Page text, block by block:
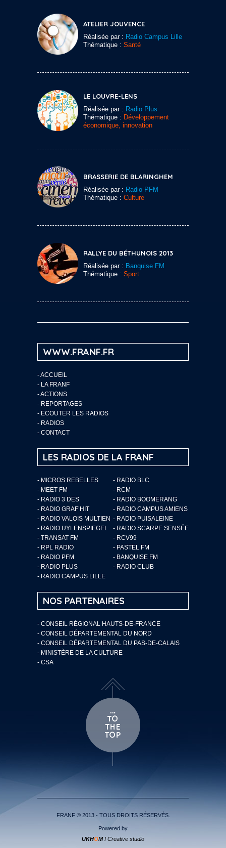
ATELIER JOUVENCE
Réalisée par : Radio Campus Lille
Thématique : Santé
LE LOUVRE-LENS
Réalisée par : Radio Plus
Thématique : Développement
économique, innovation
BRASSERIE DE BLARINGHEM
Réalisée par : Radio PFM
Thématique : Culture
RALLYE DU BÉTHUNOIS 2013
Réalisée par : Banquise FM
Thématique : Sport
WWW.FRANF.FR
-ACCUEIL
- LA FRANF
-ACTIONS
- REPORTAGES
- ECOUTER LES RADIOS
- RADIOS
- CONTACT
LES RADIOS DE LA FRANF
- MICROS REBELLES
- RADIO BLC
- MEET FM
- RCM
- RADIO 3 DES
- RADIO BOOMERANG
- RADIO GRAF’HIT
- RADIO CAMPUS AMIENS
- RADIO VALOIS MULTIEN - RADIO PUISALEINE
- RADIO UYLENSPIEGEL
- RADIO SCARPE SENSÉE
- TRANSAT FM
- RCV99
- RPL RADIO
- PASTEL FM
- RADIO PFM
- BANQUISE FM
- RADIO PLUS
- RADIO CLUB
- RADIO CAMPUS LILLE
NOS PARTENAIRES
- CONSEIL RÉGIONAL HAUTS-DE-FRANCE
- CONSEIL DÉPARTEMENTAL DU NORD
- CONSEIL DÉPARTEMENTAL DU PAS-DE-CALAIS
- MINISTÈRE DE LA CULTURE
- CSA
FRANF © 2013 - TOUS DROITS RÉSERVÉS.
Powered by
UKHÖMI Creative studio